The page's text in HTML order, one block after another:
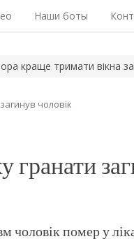
Наши боты
тримати вікна
чоловік
гранати
чоловік помер у